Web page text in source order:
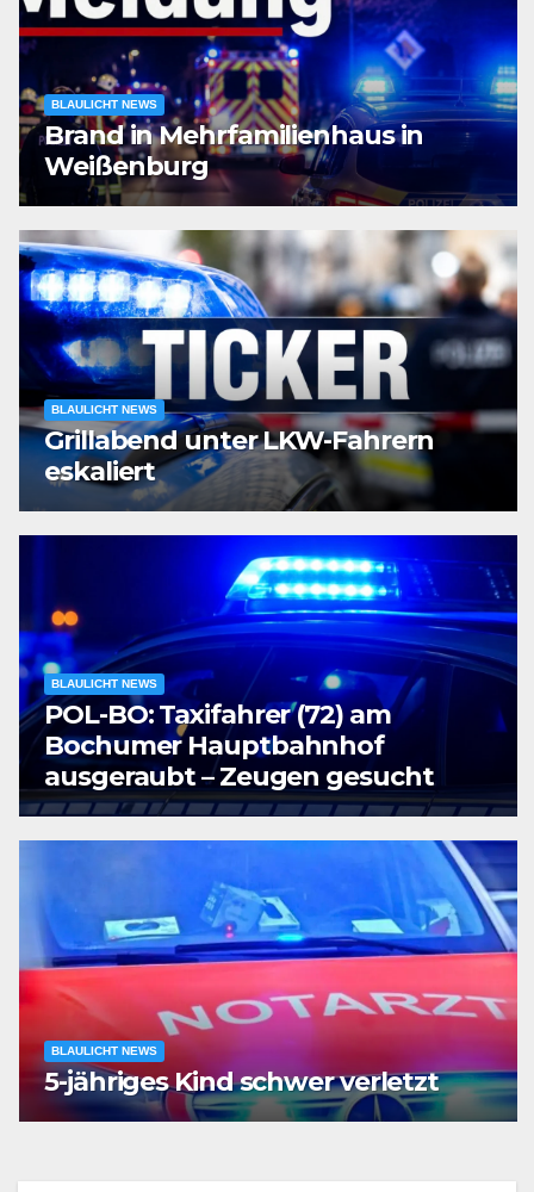
BLAULICHT NEWS
Brand in Mehrfamilienhaus in
Weißenburg
BLAULICHT NEWS
Grillabend unter LKW-Fahrern
eskaliert
BLAULICHT NEWS
POL-BO: Taxifahrer (72) am
Bochumer Hauptbahnhof
ausgeraubt – Zeugen gesucht
BLAULICHT NEWS
5-jähriges Kind schwer verletzt